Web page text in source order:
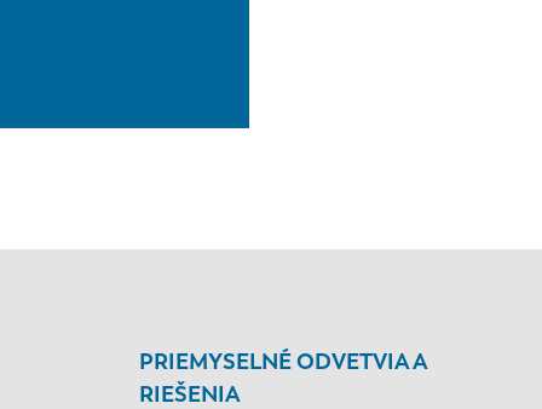
PRIEMYSELNÉ ODVETVIA A
RIEŠENIA